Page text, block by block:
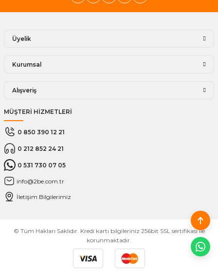
Üyelik
Kurumsal
Alışveriş
MÜŞTERİ HİZMETLERİ
0 850 390 12 21
0 212 852 24 21
0 531 730 07 05
info@2be.com.tr
İletişim Bilgilerimiz
© Tüm Hakları Saklıdır. Kredi kartı bilgileriniz 256bit SSL sertifikası ile
korunmaktadır.